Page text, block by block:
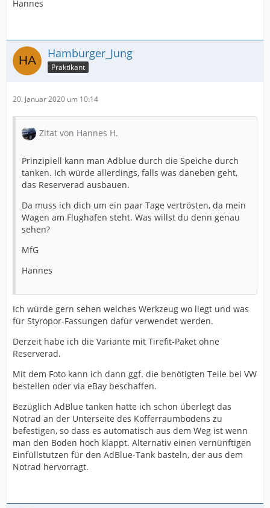
Hannes
Hamburger_Jung
Praktikant
20. Januar 2020 um 10:14
Zitat von Hannes H.
Prinzipiell kann man Adblue durch die Speiche durch
tanken. Ich würde allerdings, falls was daneben geht,
das Reserverad ausbauen.
Da muss ich dich um ein paar Tage vertrösten, da mein
Wagen am Flughafen steht. Was willst du denn genau
sehen?
MfG
Hannes
Ich würde gern sehen welches Werkzeug wo liegt und was
für Styropor-Fassungen dafür verwendet werden.
Derzeit habe ich die Variante mit Tirefit-Paket ohne
Reserverad.
Mit dem Foto kann ich dann ggf. die benötigten Teile bei VW
bestellen oder via eBay beschaffen.
Bezüglich AdBlue tanken hatte ich schon überlegt das
Notrad an der Unterseite des Kofferraumbodens zu
befestigen, so dass es automatisch aus dem Weg ist wenn
man den Boden hoch klappt. Alternativ einen vernünftigen
Einfüllstutzen für den AdBlue-Tank basteln, der aus dem
Notrad hervorragt.